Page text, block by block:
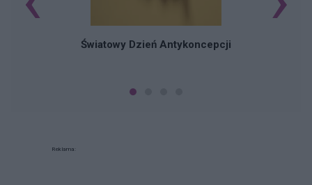
Światowy Dzień Antykoncepcji
Reklama: